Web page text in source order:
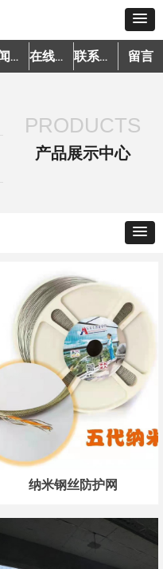
新闻资讯 在线预约 联系我们 留言
纳米钢丝防护网
PRODUCTS
产品展示中心